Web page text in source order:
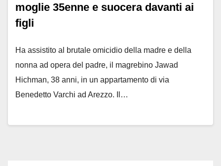
moglie 35enne e suocera davanti ai
figli
Ha assistito al brutale omicidio della madre e della
nonna ad opera del padre, il magrebino Jawad
Hichman, 38 anni, in un appartamento di via
Benedetto Varchi ad Arezzo. Il…